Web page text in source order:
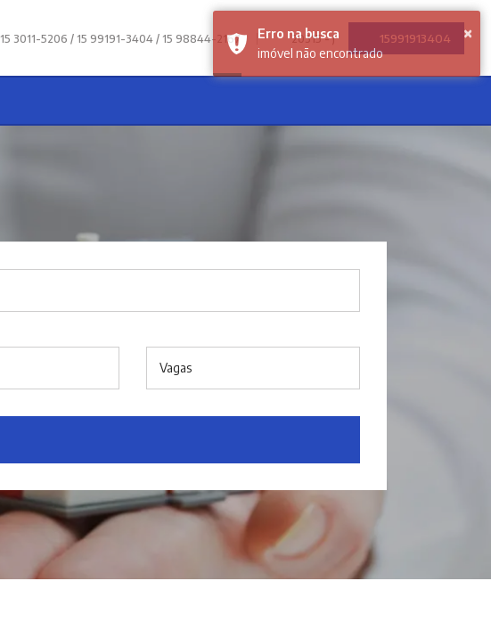
15 3011-5206 / 15 99191-3404 / 15 98844-2167 20315 - J 15991913404
Vagas